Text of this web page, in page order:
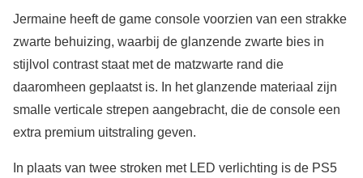
Jermaine heeft de game console voorzien van een strakke
zwarte behuizing, waarbij de glanzende zwarte bies in
stijlvol contrast staat met de matzwarte rand die
daaromheen geplaatst is. In het glanzende materiaal zijn
smalle verticale strepen aangebracht, die de console een
extra premium uitstraling geven.
In plaats van twee stroken met LED verlichting is de PS5